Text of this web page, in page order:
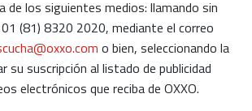
de los siguientes medios: llamando sin
(81) 8320 2020, mediante el correo
o bien, seleccionando la
su suscripción al listado de publicidad
electrónicos que reciba de OXXO.